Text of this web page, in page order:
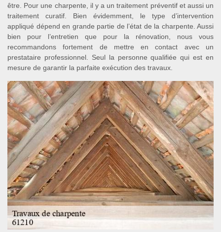
être. Pour une charpente, il y a un traitement préventif et aussi un
traitement curatif. Bien évidemment, le type d’intervention
appliqué dépend en grande partie de l’état de la charpente. Aussi
bien pour l’entretien que pour la rénovation, nous vous
recommandons fortement de mettre en contact avec un
prestataire professionnel. Seul la personne qualifiée qui est en
mesure de garantir la parfaite exécution des travaux.